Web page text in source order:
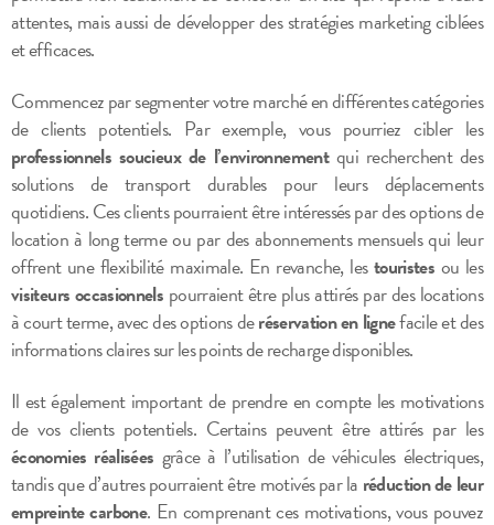
attentes, mais aussi de développer des stratégies marketing ciblées
et efficaces.
Commencez par segmenter votre marché en différentes catégories
de clients potentiels. Par exemple, vous pourriez cibler les
professionnels soucieux de l’environnementqui recherchent des
solutions de transport durables pour leurs déplacements
quotidiens. Ces clients pourraient être intéressés par des options de
location à long terme ou par des abonnements mensuels qui leur
offrent une flexibilité maximale. En revanche, lestouristes ou les
visiteurs occasionnels pourraient être plus attirés par des locations
à court terme, avec des options deréservation en lignefacile et des
informations claires sur les points de recharge disponibles.
Il est également important de prendre en compte les motivations
de vos clients potentiels. Certains peuvent être attirés par les
économies réalisées grâce à l’utilisation de véhicules électriques,
tandis que d’autres pourraient être motivés par la réduction de leur
empreinte carbone. En comprenant ces motivations, vous pouvez